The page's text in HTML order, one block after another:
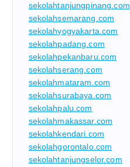
sekolahtanjungpinang.com
sekolahsemarang.com
sekolahyogyakarta.com
sekolahpadang.com
sekolahpekanbaru.com
sekolahserang.com
sekolahmataram.com
sekolahsurabaya.com
sekolahpalu.com
sekolahmakassar.com
sekolahkendari.com
sekolahgorontalo.com
sekolahtanjungselor.com